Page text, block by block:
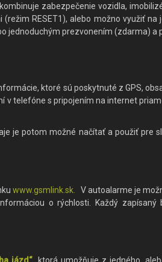
zabezpečenie vozidla,
RESET1), alebo možno využiť na
jednoduchým prezvonením (zdarma)
ktoré sú poskytnuté z GPS,
v telefóne s pripojením na internet
je potom možné načítať a použiť pre
www.gsmlink.sk.
V autoalarme je
o rýchlosti. Každý